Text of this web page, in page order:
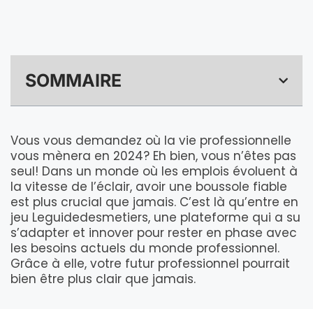
SOMMAIRE
Vous vous demandez où la vie professionnelle
vous mènera en 2024? Eh bien, vous n’êtes pas
seul! Dans un monde où les emplois évoluent à
la vitesse de l’éclair, avoir une boussole fiable
est plus crucial que jamais. C’est là qu’entre en
jeu Leguidedesmetiers, une plateforme qui a su
s’adapter et innover pour rester en phase avec
les besoins actuels du monde professionnel.
Grâce à elle, votre futur professionnel pourrait
bien être plus clair que jamais.